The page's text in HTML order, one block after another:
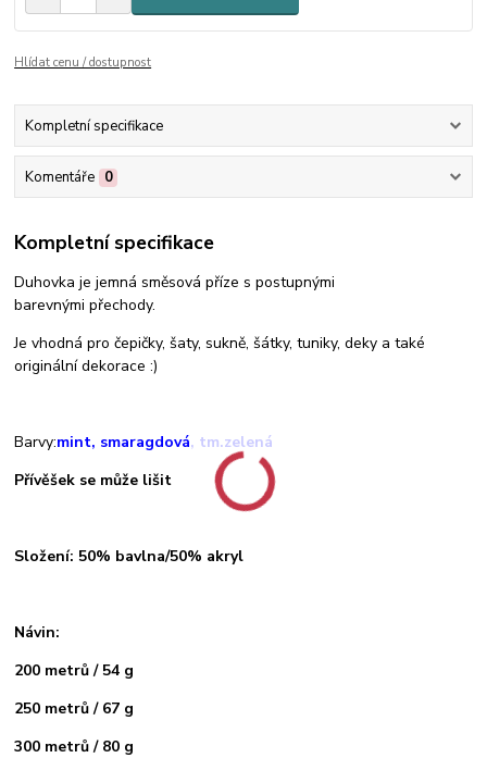
Hlídat cenu / dostupnost
Kompletní specifikace
Komentáře 0
Kompletní specifikace
Duhovka je jemná směsová příze s postupnými
barevnými přechody.
Je vhodná pro čepičky, šaty, sukně, šátky, tuniky, deky a také
originální dekorace :)
Barvy:mint, smaragdová, tm.zelená
Přívěšek se může lišit
Složení: 50% bavlna/50% akryl
Návin:
200 metrů / 54 g
250 metrů / 67 g
300 metrů / 80 g